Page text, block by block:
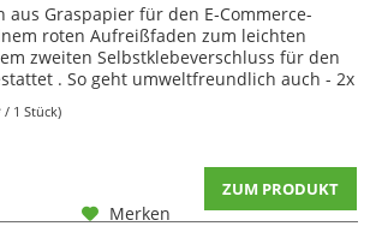
aus Graspapier für den E‑Commerce-
roten Aufreißfaden zum leichten
zweiten Selbstklebeverschluss für den
. So geht umweltfreundlich auch - 2x
neuen flexiblen Boden stellt sich der
/ 1 Stück)
ZUM PRODUKT
Merken